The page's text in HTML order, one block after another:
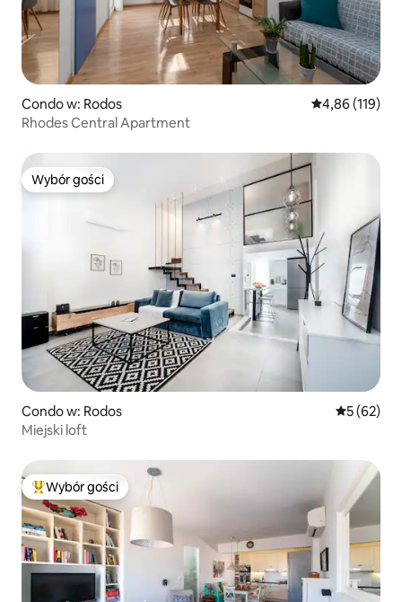
Condo w: Rodos Średnia
4,86 (119)
Rhodes Central Apartment
Wybór gości
Wybór gości
Condo w: Rodos Średnia
5 (62)
Miejski loft
Najpopularniejsze z kategorii Wybór gości
Wybór gości